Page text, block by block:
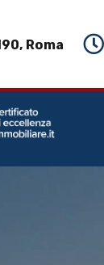
VALUTA IMMOBILE
Roma